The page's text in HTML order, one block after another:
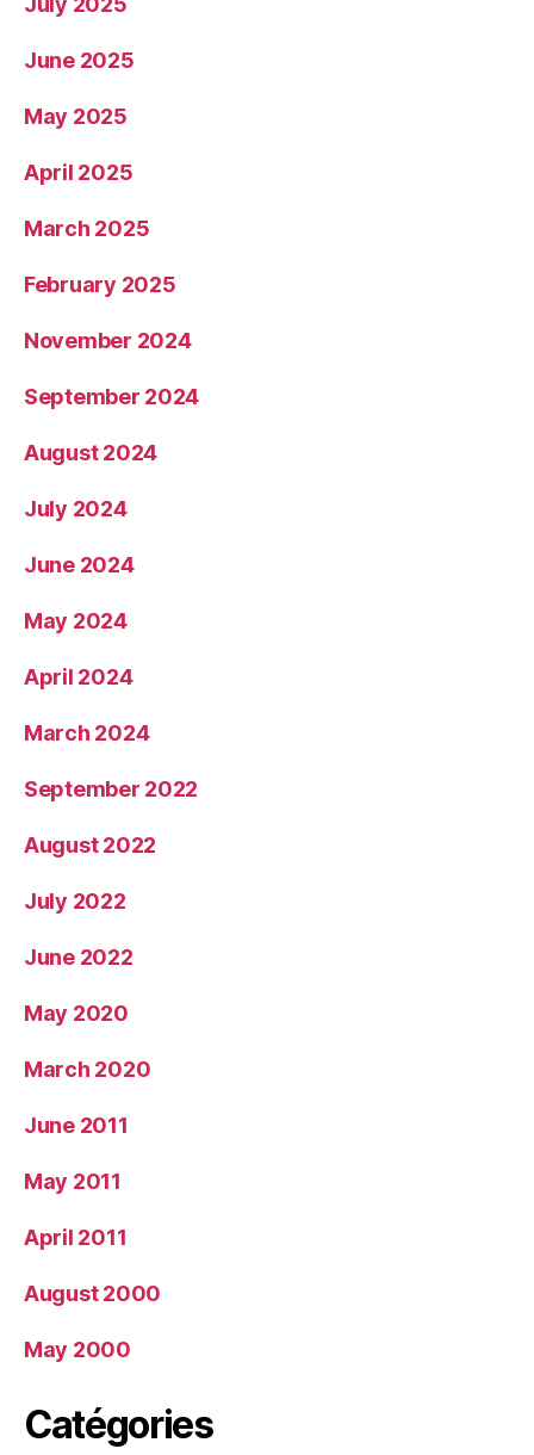
June 2025
May 2025
April 2025
March 2025
February 2025
November 2024
September 2024
August 2024
July 2024
June 2024
May 2024
April 2024
March 2024
September 2022
August 2022
July 2022
June 2022
May 2020
March 2020
June 2011
May 2011
April 2011
August 2000
May 2000
Catégories